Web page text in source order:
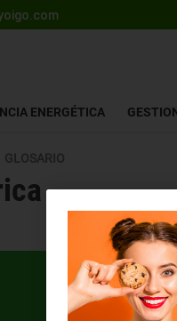
ENERGÉTICA
GLOSARIO